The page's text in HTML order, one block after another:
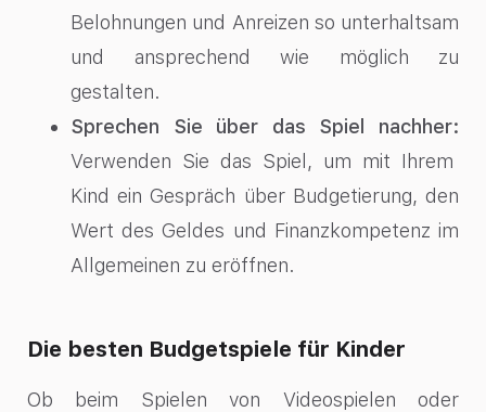
Belohnungen und Anreizen so unterhaltsam
und ansprechend wie möglich zu
gestalten.
Sprechen Sie über das Spiel nachher:
Verwenden Sie das Spiel, um mit Ihrem
Kind ein Gespräch über Budgetierung, den
Wert des Geldes und Finanzkompetenz im
Allgemeinen zu eröffnen.
Die besten Budgetspiele für Kinder
Ob beim Spielen von Videospielen oder